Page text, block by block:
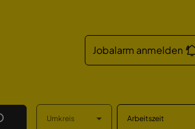
Jobalarm anmelden
Finden Umkreis Arbeitszeit